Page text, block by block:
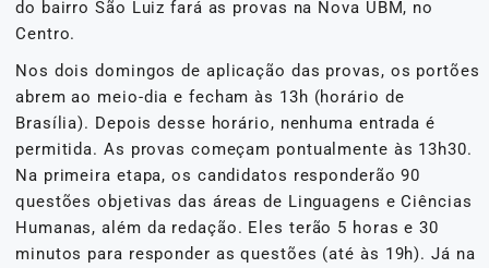
do bairro São Luiz fará as provas na Nova UBM, no
Centro.
Nos dois domingos de aplicação das provas, os portões
abrem ao meio-dia e fecham às 13h (horário de
Brasília). Depois desse horário, nenhuma entrada é
permitida. As provas começam pontualmente às 13h30.
Na primeira etapa, os candidatos responderão 90
questões objetivas das áreas de Linguagens e Ciências
Humanas, além da redação. Eles terão 5 horas e 30
minutos para responder as questões (até às 19h). Já na